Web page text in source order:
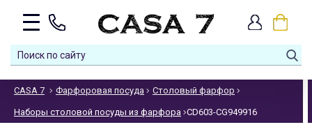
CASA 7 Фарфоровая посуда Столовый фарфор
Наборы столовой посуды из фарфора CD603-CG949916